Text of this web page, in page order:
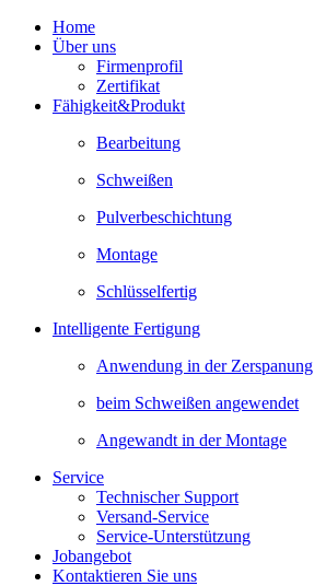
Home
Über uns
Firmenprofil
Zertifikat
Fähigkeit&Produkt
Bearbeitung
Schweißen
Pulverbeschichtung
Montage
Schlüsselfertig
Intelligente Fertigung
Anwendung in der Zerspanung
beim Schweißen angewendet
Angewandt in der Montage
Service
Technischer Support
Versand-Service
Service-Unterstützung
Jobangebot
Kontaktieren Sie uns